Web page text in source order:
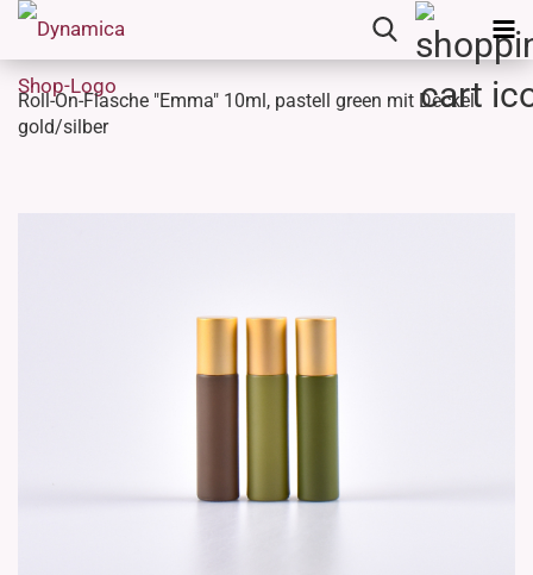
Roll-On-Flasche "Emma" 10ml, pastell green mit Deckel
gold/silber